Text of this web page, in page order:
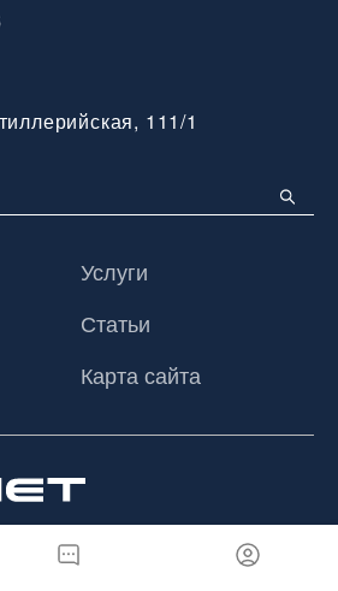
111/1
Услуги
Статьи
Карта сайта
права защищены